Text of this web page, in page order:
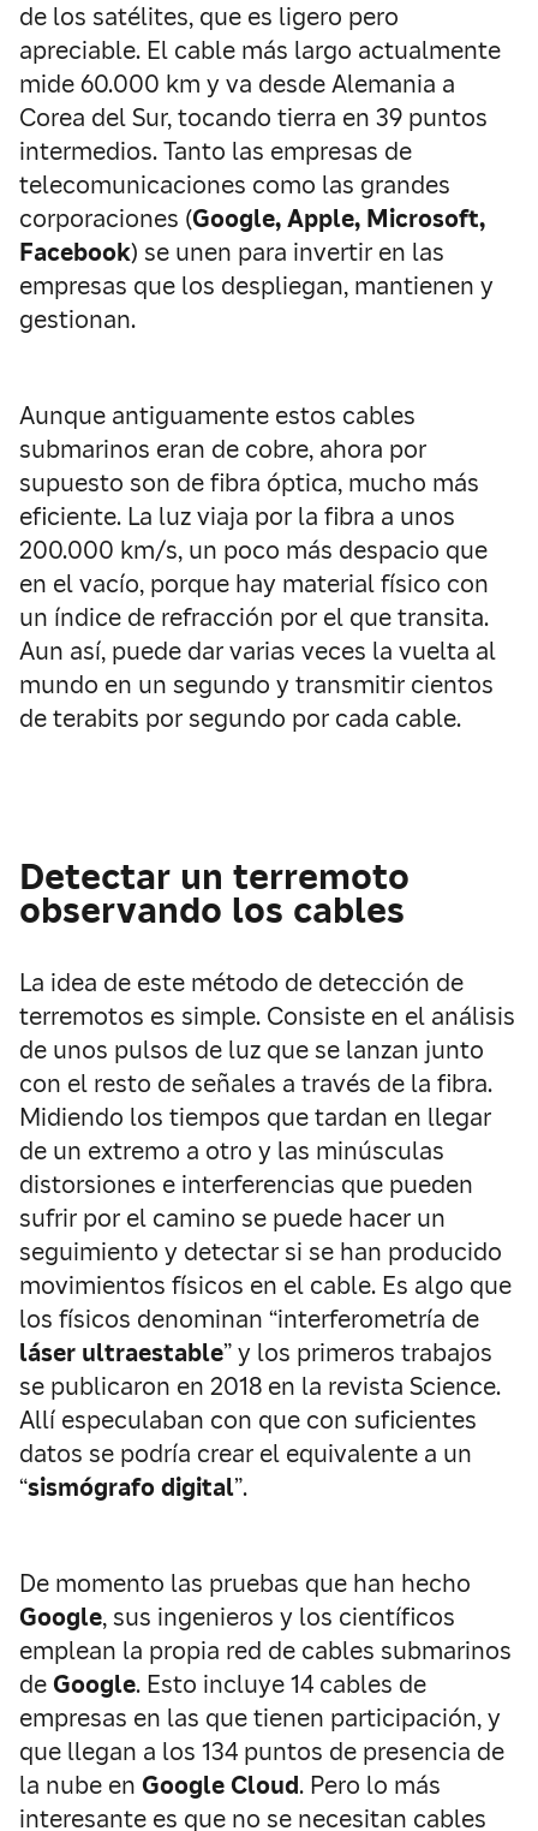
de los satélites, que es ligero pero
apreciable. El cable más largo actualmente
mide 60.000 km y va desde Alemania a
Corea del Sur, tocando tierra en 39 puntos
intermedios. Tanto las empresas de
telecomunicaciones como las grandes
corporaciones (Google, Apple, Microsoft,
Facebook) se unen para invertir en las
empresas que los despliegan, mantienen y
gestionan.
Aunque antiguamente estos cables
submarinos eran de cobre, ahora por
supuesto son de fibra óptica, mucho más
eficiente. La luz viaja por la fibra a unos
200.000 km/s, un poco más despacio que
en el vacío, porque hay material físico con
un índice de refracción por el que transita.
Aun así, puede dar varias veces la vuelta al
mundo en un segundo y transmitir cientos
de terabits por segundo por cada cable.
Detectar un terremoto
observando los cables
La idea de este método de detección de
terremotos es simple. Consiste en el análisis
de unos pulsos de luz que se lanzan junto
con el resto de señales a través de la fibra.
Midiendo los tiempos que tardan en llegar
de un extremo a otro y las minúsculas
distorsiones e interferencias que pueden
sufrir por el camino se puede hacer un
seguimiento y detectar si se han producido
movimientos físicos en el cable. Es algo que
los físicos denominan “interferometría de
láser ultraestable” y los primeros trabajos
se publicaron en 2018 en la revista Science.
Allí especulaban con que con suficientes
datos se podría crear el equivalente a un
“sismógrafo digital”.
De momento las pruebas que han hecho
Google, sus ingenieros y los científicos
emplean la propia red de cables submarinos
deGoogle. Esto incluye 14 cables de
empresas en las que tienen participación, y
que llegan a los 134 puntos de presencia de
la nube en Google Cloud. Pero lo más
interesante es que no se necesitan cables